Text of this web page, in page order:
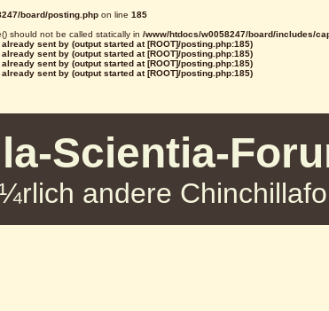
board/posting.php on line 185
should not be called statically in /www/htdocs/w0058247/board/includes/
sent by (output started at [ROOT]/posting.php:185)
sent by (output started at [ROOT]/posting.php:185)
sent by (output started at [ROOT]/posting.php:185)
sent by (output started at [ROOT]/posting.php:185)
Scientia-
andere